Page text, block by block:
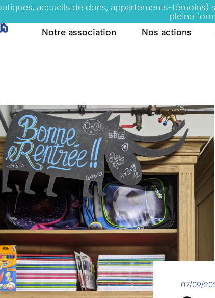
accueils de dons, appartements-témoins)
pleine
Notre association
Nos actions
07/09/